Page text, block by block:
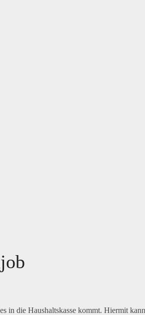
in die Haushaltskasse kommt. Hiermit